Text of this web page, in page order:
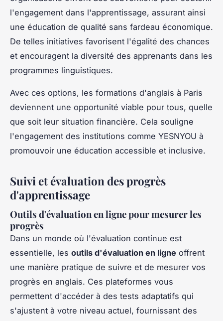
l'engagement dans l'apprentissage, assurant ainsi
une éducation de qualité sans fardeau économique.
De telles initiatives favorisent l'égalité des chances
et encouragent la diversité des apprenants dans les
programmes linguistiques.
Avec ces options, les formations d'anglais à Paris
deviennent une opportunité viable pour tous, quelle
que soit leur situation financière. Cela souligne
l'engagement des institutions comme YESNYOU à
promouvoir une éducation accessible et inclusive.
Suivi et évaluation des progrès
d'apprentissage
Outils d'évaluation en ligne pour mesurer les
progrès
Dans un monde où l'évaluation continue est
essentielle, les outils d'évaluation en ligne offrent
une manière pratique de suivre et de mesurer vos
progrès en anglais. Ces plateformes vous
permettent d'accéder à des tests adaptatifs qui
s'ajustent à votre niveau actuel, fournissant des